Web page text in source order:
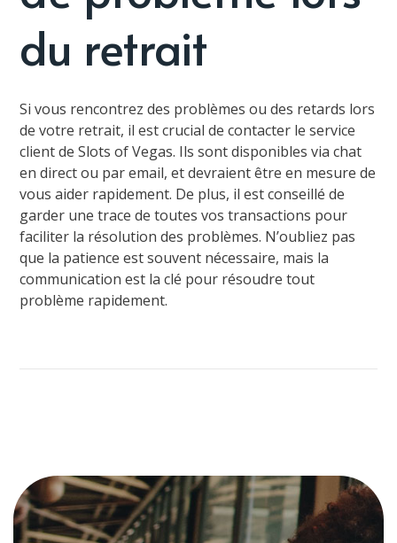
du retrait
Si vous rencontrez des problèmes ou des retards lors
de votre retrait, il est crucial de contacter le service
client de Slots of Vegas. Ils sont disponibles via chat
en direct ou par email, et devraient être en mesure de
vous aider rapidement. De plus, il est conseillé de
garder une trace de toutes vos transactions pour
faciliter la résolution des problèmes. N’oubliez pas
que la patience est souvent nécessaire, mais la
communication est la clé pour résoudre tout
problème rapidement.